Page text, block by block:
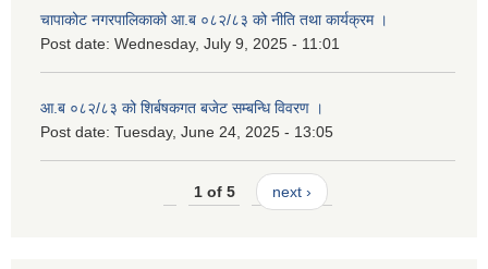
चापाकोट नगरपालिकाको आ.ब ०८२/८३ को नीति तथा कार्यक्रम ।
Post date: Wednesday, July 9, 2025 - 11:01
आ.ब ०८२/८३ को शिर्बषकगत बजेट सम्बन्धि विवरण ।
Post date: Tuesday, June 24, 2025 - 13:05
1 of 5 next ›